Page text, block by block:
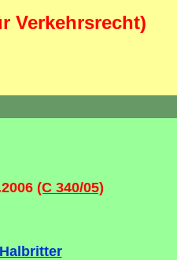
Verkehrsrecht)
(C 340/05)